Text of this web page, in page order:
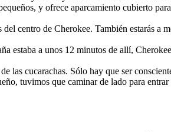
y ofrece aparcamiento cubierto
centro de Cherokee. También estarás
estaba a unos 12 minutos de allí,
cucarachas. Sólo hay que ser
tuvimos que caminar de lado para